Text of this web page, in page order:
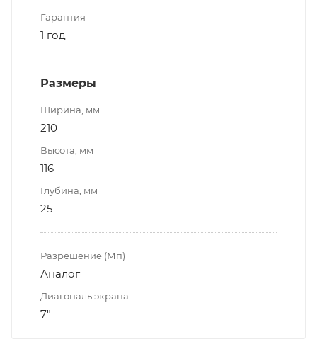
Гарантия
1 год
Размеры
Ширина, мм
210
Высота, мм
116
Глубина, мм
25
Разрешение (Мп)
Аналог
Диагональ экрана
7"